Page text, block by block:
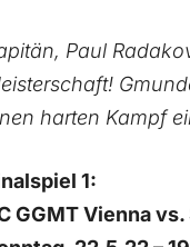
Paul
harten Kampf
1:
GGMT Vienna